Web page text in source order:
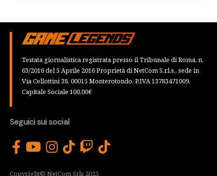
Testata giornalistica registrata presso il Tribunale di Roma, n.
63/2016 del 5 Aprile 2016 Proprietà di NetCom S.r.l.s., sede in
Via Cellottini 38, 00015 Monterotondo, P.IVA 13783471009,
Capitale Sociale 100,00€
Seguici sui social
Copyright© NetCom Srls 2025